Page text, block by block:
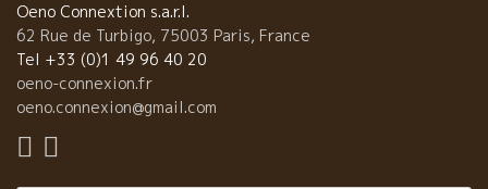
Oeno Connextion s.a.r.l.
62 Rue de Turbigo, 75003 Paris, France
Tel +33 (0)1 49 96 40 20
oeno-connexion.fr
oeno.connexion@gmail.com